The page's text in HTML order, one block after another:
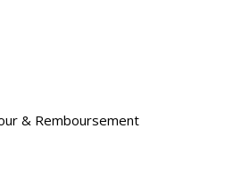
& Remboursement